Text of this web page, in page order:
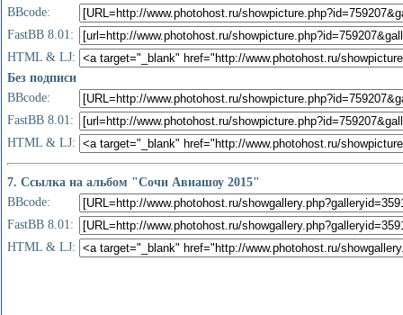
BBcode:
FastBB 8.01:
HTML & LJ:
Без подписи
BBcode:
FastBB 8.01:
HTML & LJ:
7. Ссылка на альбом "Сочи Авиашоу 2015"
BBcode:
FastBB 8.01:
HTML & LJ: